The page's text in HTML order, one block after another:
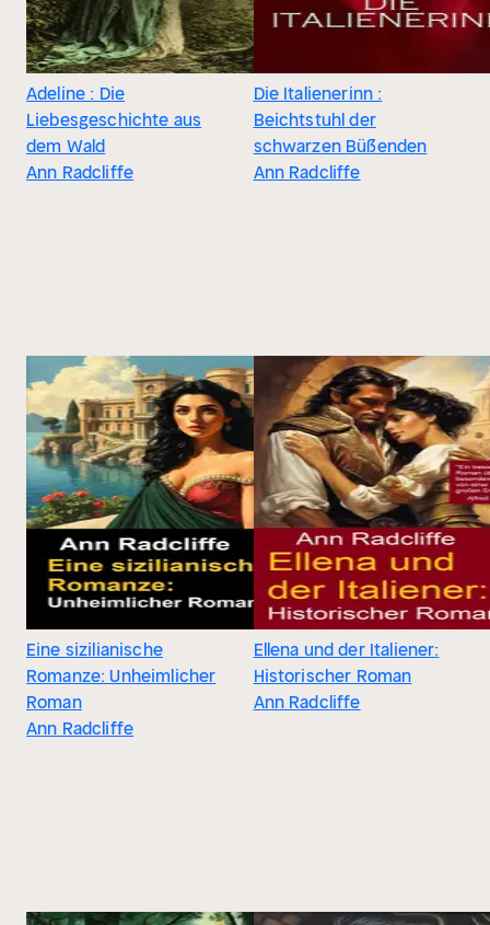
Adeline : Die
Liebesgeschichte aus
dem Wald
Ann Radcliffe
Die Italienerinn :
Beichtstuhl der
schwarzen Büßenden
Ann Radcliffe
Eine sizilianische
Romanze: Unheimlicher
Roman
Ann Radcliffe
Ellena und der Italiener:
Historischer Roman
Ann Radcliffe